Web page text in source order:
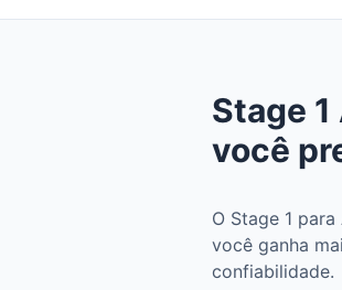
Stage
você
O Stage 1
você ganha
confiabilidade.